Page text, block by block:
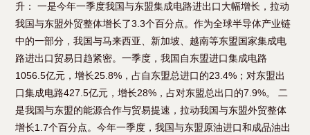
升： 一是今年一季度我国与东盟集成电路进出口大幅增长，拉动
我国与东盟外贸整体增长了3.3个百分点。作为全球半导体产业链
中的一部分，我国与马来西亚、新加坡、越南等东盟国家集成电
路进出口贸易日趋紧密。一季度，我国自东盟进口集成电路
1056.5亿元，增长25.8%，占自东盟总进口的23.4%；对东盟出
口集成电路427.5亿元，增长28%，占对东盟总出口的7.9%。 二
是我国与东盟的能源合作与贸易提速，拉动我国与东盟外贸整体
增长1.7个百分点。今年一季度，我国与东盟原油进口和成品油出